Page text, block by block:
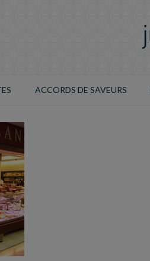
ACCORDS DE SAVEURS